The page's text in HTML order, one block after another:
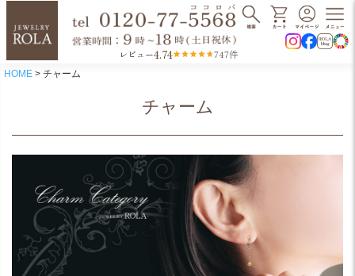
レビュー4.74 747件
HOME チャーム
チャーム